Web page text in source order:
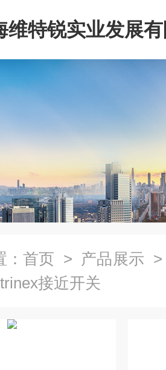
维特锐实业发展
首页 > 产品展示
接近开关